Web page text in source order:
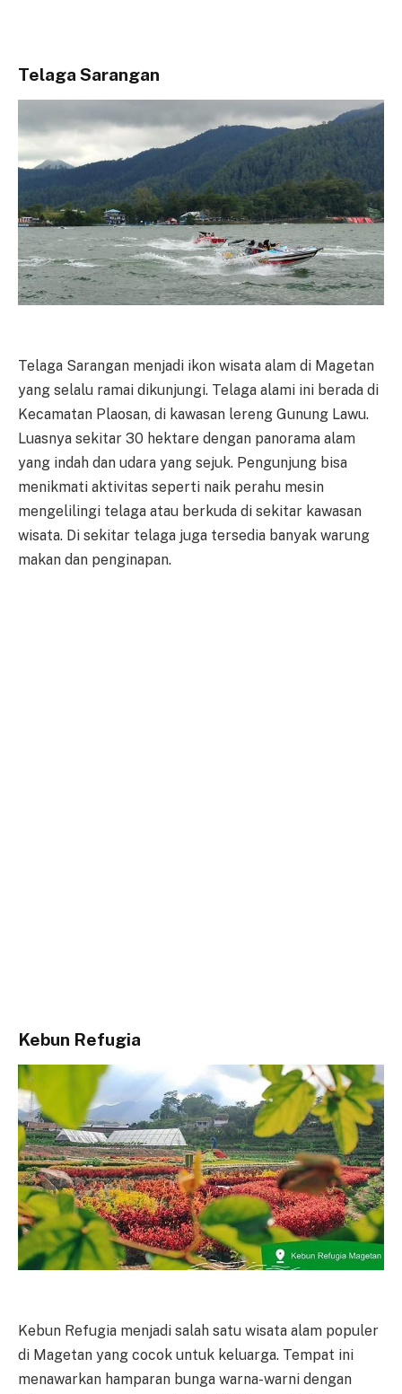
Telaga Sarangan
Telaga Sarangan menjadi ikon wisata alam di Magetan
yang selalu ramai dikunjungi. Telaga alami ini berada di
Kecamatan Plaosan, di kawasan lereng Gunung Lawu.
Luasnya sekitar 30 hektare dengan panorama alam
yang indah dan udara yang sejuk. Pengunjung bisa
menikmati aktivitas seperti naik perahu mesin
mengelilingi telaga atau berkuda di sekitar kawasan
wisata. Di sekitar telaga juga tersedia banyak warung
makan dan penginapan.
Kebun Refugia
Kebun Refugia menjadi salah satu wisata alam populer
di Magetan yang cocok untuk keluarga. Tempat ini
menawarkan hamparan bunga warna-warni dengan